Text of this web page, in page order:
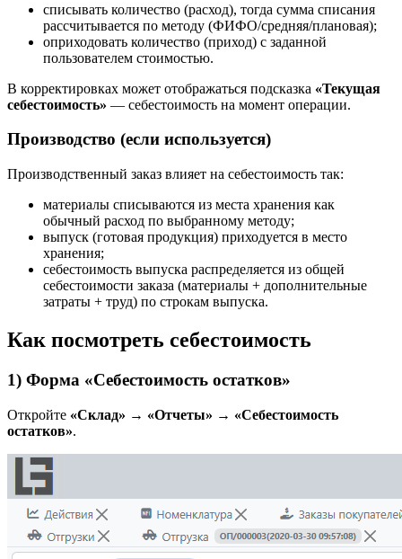
списывать количество (расход), тогда сумма списания
рассчитывается по методу (ФИФО/средняя/плановая);
оприходовать количество (приход) с заданной
пользователем стоимостью.
В корректировках может отображаться подсказка «Текущая
себестоимость» — себестоимость на момент операции.
Производство (если используется)
Производственный заказ влияет на себестоимость так:
материалы списываются из места хранения как
обычный расход по выбранному методу;
выпуск (готовая продукция) приходуется в место
хранения;
себестоимость выпуска распределяется из общей
себестоимости заказа (материалы + дополнительные
затраты + труд) по строкам выпуска.
Как посмотреть себестоимость
1) Форма «Себестоимость остатков»
Откройте «Склад» → «Отчеты» → «Себестоимость
остатков».